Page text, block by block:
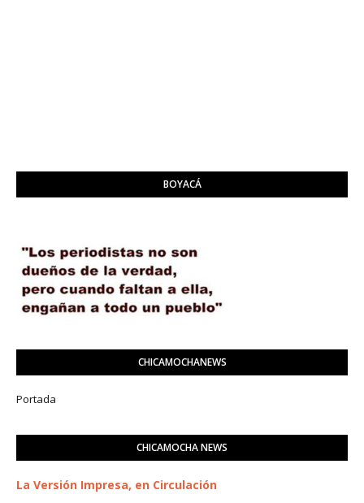
BOYACÁ
CHICAMOCHANEWS
Portada
CHICAMOCHA NEWS
La Versión Impresa, en Circulación